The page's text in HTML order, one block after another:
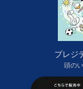
プレジ
頭の